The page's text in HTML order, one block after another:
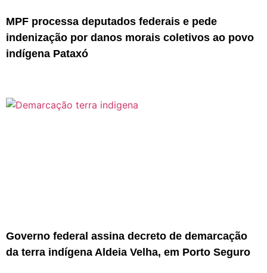
MPF processa deputados federais e pede
indenização por danos morais coletivos ao povo
indígena Pataxó
Governo federal assina decreto de demarcação
da terra indígena Aldeia Velha, em Porto Seguro